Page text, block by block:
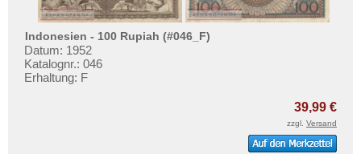
Indonesien - 100 Rupiah (#046_F)
Datum: 1952
Katalognr.: 046
Erhaltung: F
39,99 €
zzgl. Versand